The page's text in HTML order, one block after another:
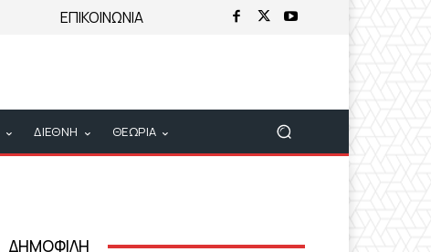
ΕΠΙΚΟΙΝΩΝΙΑ
ΔΙΕΘΝΗ ΘΕΩΡΙΑ
ΔΗΜΟΦΙΛΗ